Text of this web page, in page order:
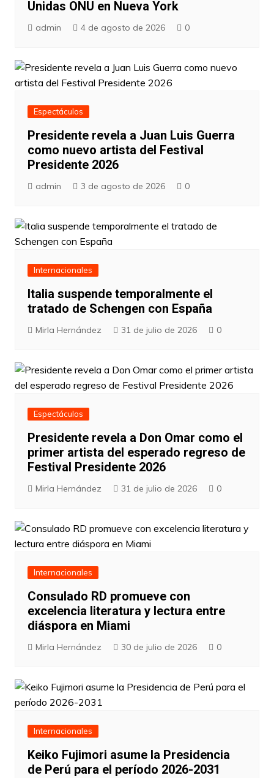
Unidas ONU en Nueva York
admin 4 de agosto de 2026 0
Espectáculos
Presidente revela a Juan Luis Guerra
como nuevo artista del Festival
Presidente 2026
admin 3 de agosto de 2026 0
Internacionales
Italia suspende temporalmente el
tratado de Schengen con España
Mirla Hernández 31 de julio de 2026 0
Espectáculos
Presidente revela a Don Omar como el
primer artista del esperado regreso de
Festival Presidente 2026
Mirla Hernández 31 de julio de 2026 0
Internacionales
Consulado RD promueve con
excelencia literatura y lectura entre
diáspora en Miami
Mirla Hernández 30 de julio de 2026 0
Internacionales
Keiko Fujimori asume la Presidencia
de Perú para el período 2026-2031